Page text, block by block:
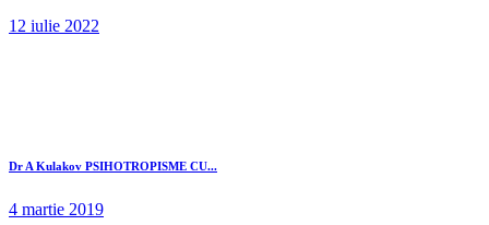
12 iulie 2022
Dr A Kulakov PSIHOTROPISME CU...
4 martie 2019